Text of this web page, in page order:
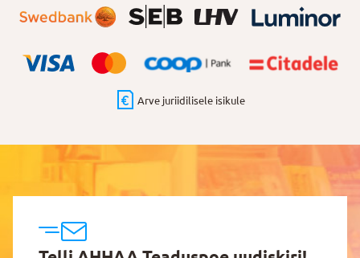
Arve juriidilisele isikule